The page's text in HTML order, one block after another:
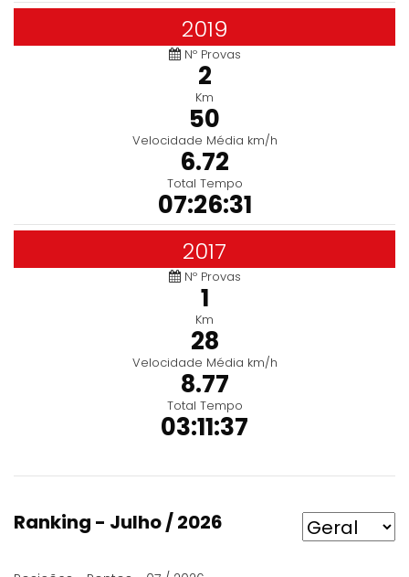
2019
Nº Provas
2
Km
50
Velocidade Média km/h
6.72
Total Tempo
07:26:31
2017
Nº Provas
1
Km
28
Velocidade Média km/h
8.77
Total Tempo
03:11:37
Ranking - Julho / 2026